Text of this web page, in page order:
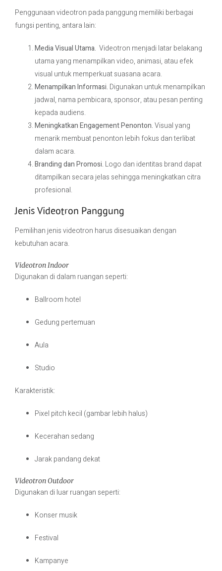
Penggunaan videotron pada panggung memiliki berbagai
fungsi penting, antara lain:
Media Visual Utama. Videotron menjadi latar belakang
utama yang menampilkan video, animasi, atau efek
visual untuk memperkuat suasana acara.
Menampilkan Informasi. Digunakan untuk menampilkan
jadwal, nama pembicara, sponsor, atau pesan penting
kepada audiens.
Meningkatkan Engagement Penonton.Visual yang
menarik membuat penonton lebih fokus dan terlibat
dalam acara.
Branding dan Promosi. Logo dan identitas brand dapat
ditampilkan secara jelas sehingga meningkatkan citra
profesional.
Jenis Videotron Panggung
Pemilihan jenis videotron harus disesuaikan dengan
kebutuhan acara.
Videotron Indoor
Digunakan di dalam ruangan seperti:
Ballroom hotel
Gedung pertemuan
Aula
Studio
Karakteristik:
Pixel pitch kecil (gambar lebih halus)
Kecerahan sedang
Jarak pandang dekat
Videotron Outdoor
Digunakan di luar ruangan seperti:
Konser musik
Festival
Kampanye